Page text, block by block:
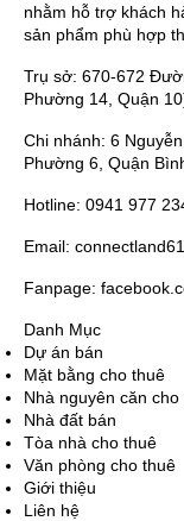
nhằm hỗ trợ khách
sản phẩm phù hợp
Trụ sở: 670-672
Phường 14, Quận
Chi nhánh: 6
Phường 6, Quận
Hotline: 0941 977
Email:
Fanpage:
Danh Mục
Dự án bán
Mặt bằng cho thuê
Nhà nguyên căn cho
Nhà đất bán
Tòa nhà cho thuê
Văn phòng cho thuê
Giới thiệu
Liên hệ